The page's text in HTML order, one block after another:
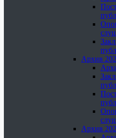
Архив
Архив